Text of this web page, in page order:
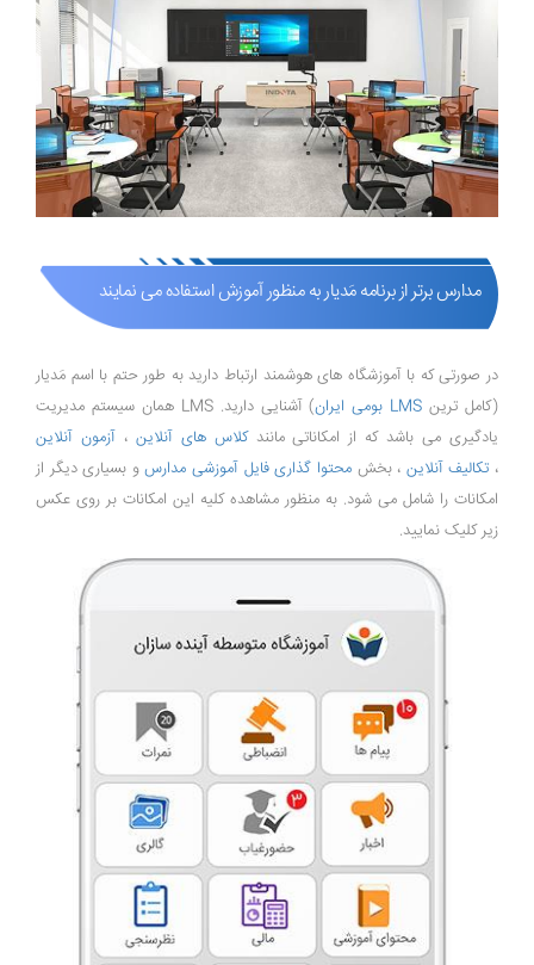
مدارس برتر از برنامه مَدیار به منظور آموزش استفاده می نمایند
در صورتی که با آموزشگاه های هوشمند ارتباط دارید به طور حتم با اسم مَدیار
(کامل ترین LMS بومی ایران
) آشنایی دارید. LMS همان سیستم مدیریت
یادگیری می باشد که از امکاناتی مانندکلاس های آنلاین ،آزمون آنلاین
، تکالیف آنلاین ، بخشمحتوا گذاری فایل آموزشی مدارسو بسیاری دیگر از
امکانات را شامل می شود. به منظور مشاهده کلیه این امکانات بر روی عکس
زیر کلیک نمایید.